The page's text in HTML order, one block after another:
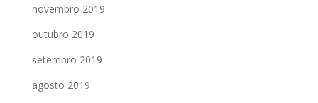
novembro 2019
outubro 2019
setembro 2019
agosto 2019